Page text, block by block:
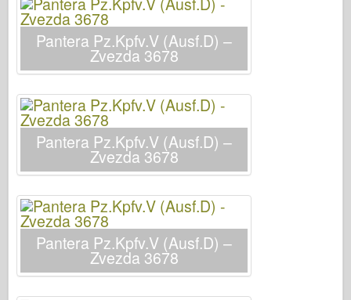
Heller
HobbyBoss
Modelos IBG
Italeri
Leyenda
Modelo Meng
Tristar
Trompetista
Pantera Pz.Kpfv.V (Ausf.D) –
Zvezda 3678
Pantera Pz.Kpfv.V (Ausf.D) –
Zvezda 3678
Pantera Pz.Kpfv.V (Ausf.D) –
Zvezda 3678